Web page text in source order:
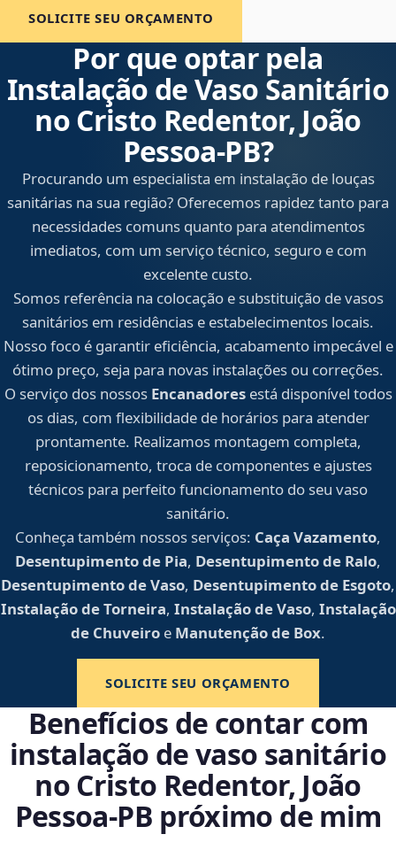
SOLICITE SEU ORÇAMENTO
Por que optar pela
Instalação de Vaso Sanitário
no Cristo Redentor, João
Pessoa‑PB?
Procurando um especialista em instalação de louças
sanitárias na sua região? Oferecemos rapidez tanto para
necessidades comuns quanto para atendimentos
imediatos, com um serviço técnico, seguro e com
excelente custo.
Somos referência na colocação e substituição de vasos
sanitários em residências e estabelecimentos locais.
Nosso foco é garantir eficiência, acabamento impecável e
ótimo preço, seja para novas instalações ou correções.
O serviço dos nossos Encanadoresestá disponível todos
os dias, com flexibilidade de horários para atender
prontamente. Realizamos montagem completa,
reposicionamento, troca de componentes e ajustes
técnicos para perfeito funcionamento do seu vaso
sanitário.
Conheça também nossos serviços: Caça Vazamento,
Desentupimento de Pia, Desentupimento de Ralo,
Desentupimento de Vaso, Desentupimento de Esgoto,
Instalação de Torneira, Instalação de Vaso, Instalação
de Chuveiro e Manutenção de Box.
SOLICITE SEU ORÇAMENTO
Benefícios de contar com
instalação de vaso sanitário
no Cristo Redentor, João
Pessoa‑PB próximo de mim